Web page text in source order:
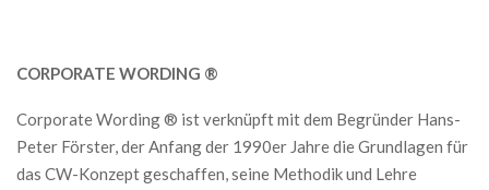
CORPORATE WORDING ®
Corporate Wording ® ist verknüpft mit dem Begründer Hans-
Peter Förster, der Anfang der 1990er Jahre die Grundlagen für
das CW-Konzept geschaffen, seine Methodik und Lehre